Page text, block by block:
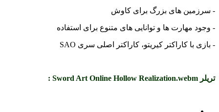
- سرزمین های بزرگ برای کاوش
- وجود مهارت ها و توانایی های متنوع برای استفاده
- بازی با کاراکتر کیریتو، کاراکتر اصلی سری SAO
تریلر Sword Art Online Hollow Realization.webm :